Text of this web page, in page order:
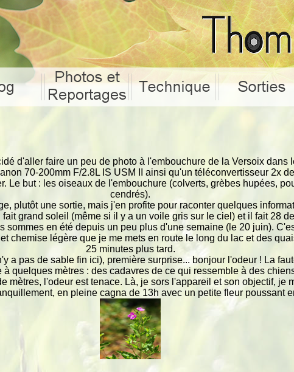
d'aller faire un peu de photo à l'embouchure de la Versoix dans
70-200mm F/2.8L IS USM II ainsi qu'un téléconvertisseur 2x
Le but : les oiseaux de l'embouchure (colverts, grèbes hupées,
cendrés).
plutôt une sortie, mais j'en profite pour raconter quelques
grand soleil (même si il y a un voile gris sur le ciel) et il fait 28
sommes en été depuis un peu plus d'une semaine (le 20 juin).
chemise légère que je me mets en route le long du lac et des
25 minutes plus tard.
a pas de sable fin ici), première surprise... bonjour l'odeur ! La
à quelques mètres : des cadavres de ce qui ressemble à des
mètres, l'odeur est tenace. Là, je sors l'appareil et son objectif, je
en pleine cagna de 13h avec un petite fleur poussant